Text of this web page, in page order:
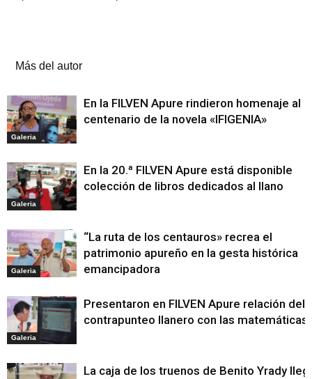
Más del autor
Galeria
En la FILVEN Apure rindieron homenaje al
centenario de la novela «IFIGENIA»
Galeria
En la 20.ª FILVEN Apure está disponible
colección de libros dedicados al llano
Galeria
“La ruta de los centauros» recrea el
patrimonio apureño en la gesta histórica
emancipadora
Galeria
Presentaron en FILVEN Apure relación del
contrapunteo llanero con las matemáticas
La caja de los truenos de Benito Yrady